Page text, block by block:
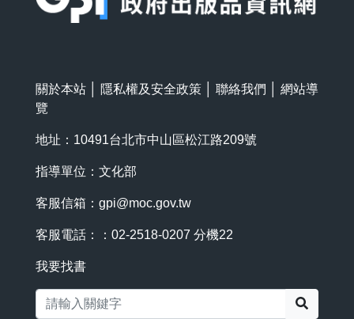
關於本站 隱私權及安全政策 聯絡我們
網站導
覽
地址：10491台北市中山區松江路209號
指導單位：文化部
客服信箱： gpi@moc.gov.tw
客服電話：：02-2518-0207 分機22
我要找書